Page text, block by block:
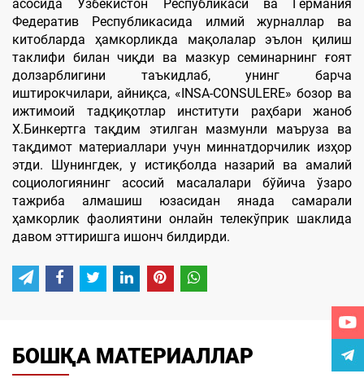
асосида Ўзбекистон Республикаси ва Германия
Федератив Республикасида илмий журналлар ва
китобларда ҳамкорликда мақолалар эълон қилиш
таклифи билан чиқди ва мазкур семинарнинг ғоят
долзарблигини таъкидлаб, унинг барча
иштирокчилари, айниқса, «INSA-CONSULERE» бозор ва
ижтимоий тадқиқотлар институти раҳбари жаноб
Х.Бинкертга тақдим этилган мазмунли маъруза ва
тақдимот материаллари учун миннатдорчилик изҳор
этди. Шунингдек, у истиқболда назарий ва амалий
социологиянинг асосий масалалари бўйича ўзаро
тажриба алмашиш юзасидан янада самарали
ҳамкорлик фаолиятини онлайн телекўприк шаклида
давом эттиришга ишонч билдирди.
БОШҚА МАТЕРИАЛЛАР